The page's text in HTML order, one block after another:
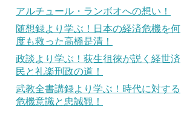
アルチュール・ランボオへの想い！
随想録より学ぶ！日本の経済危機を何
度も救った高橋是清！
政談より学ぶ！荻生徂徠が説く経世済
民と礼楽刑政の道！
武教全書講録より学ぶ！時代に対する
危機意識と忠誠観！